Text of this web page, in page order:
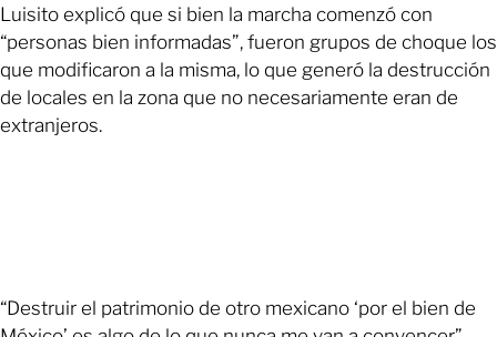
Luisito explicó que si bien la marcha comenzó con
“personas bien informadas”, fueron grupos de choque los
que modificaron a la misma, lo que generó la destrucción
de locales en la zona que no necesariamente eran de
extranjeros.
“Destruir el patrimonio de otro mexicano ‘por el bien de